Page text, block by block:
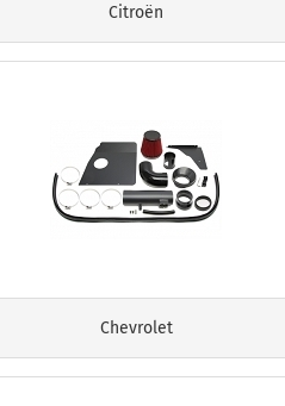
Citroën
Chevrolet